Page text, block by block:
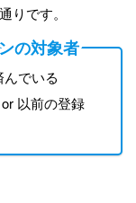
りです。
の対象者
んでいる
以前の登録